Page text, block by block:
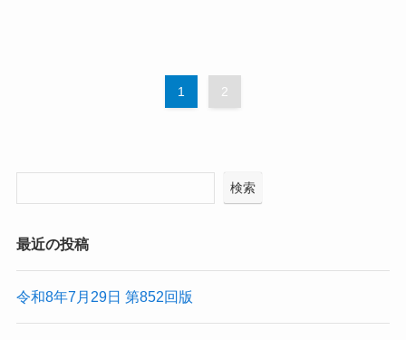
1 2
検索
最近の投稿
令和8年7月29日 第852回版